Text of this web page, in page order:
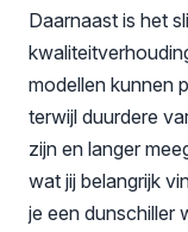
Daarnaast is het
modellen kunnen
terwijl duurdere
zijn en langer
wat jij belangrijk
je een dunschiller